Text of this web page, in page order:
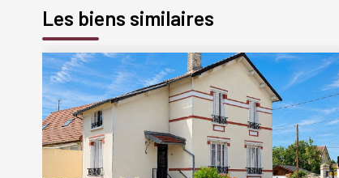
Les biens similaires